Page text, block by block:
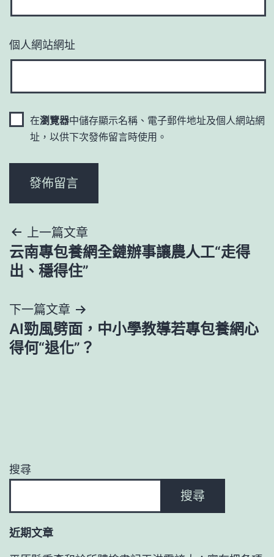
個人網站網址
在瀏覽器中儲存顯示名稱、電子郵件地址及個人網站網
址，以供下次發佈留言時使用。
文
章
覽
上一篇文章
云南專包養網全鏈辦事讓農人工“走得
出、穩得住”
下一篇文章
AI勁風劈面，中小學教導若專包養網心
得何“退化”？
搜尋
搜尋
近期文章